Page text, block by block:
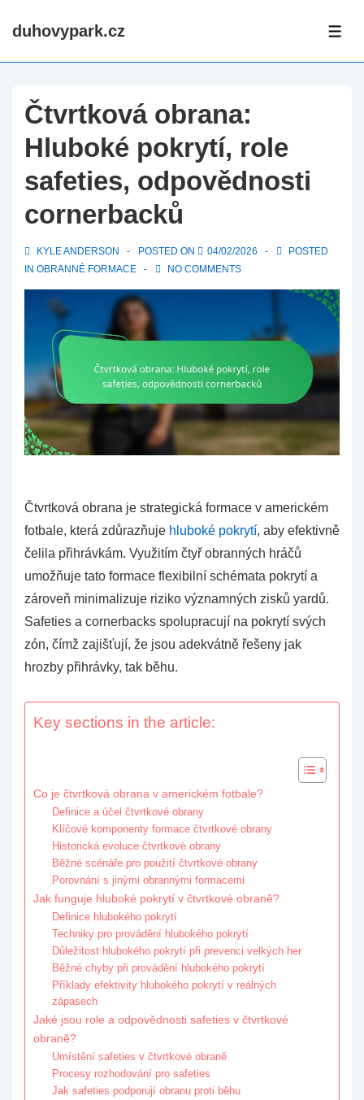
Skip
Content
duhovypark.cz
Čtvrtková obrana:
Hluboké pokrytí, role
safeties, odpovědnosti
cornerbacků
KYLE ANDERSON POSTED ON 04/02/2026
POSTED
IN OBRANNÉ FORMACE NO COMMENTS
Čtvrtková obrana je strategická formace v americkém
fotbale, která zdůrazňuje hluboké pokrytí, aby efektivně
čelila přihrávkám. Využitím čtyř obranných hráčů
umožňuje tato formace flexibilní schémata pokrytí a
zároveň minimalizuje riziko významných zisků yardů.
Safeties a cornerbacks spolupracují na pokrytí svých
zón, čímž zajišťují, že jsou adekvátně řešeny jak
hrozby přihrávky, tak běhu.
Key sections in the article:
Co je čtvrtková obrana v americkém fotbale?
Definice a účel čtvrtkové obrany
Klíčové komponenty formace čtvrtkové obrany
Historická evoluce čtvrtkové obrany
Běžné scénáře pro použití čtvrtkové obrany
Porovnání s jinými obrannými formacemi
Jak funguje hluboké pokrytí v čtvrtkové obraně?
Definice hlubokého pokrytí
Techniky pro provádění hlubokého pokrytí
Důležitost hlubokého pokrytí při prevenci velkých her
Běžné chyby při provádění hlubokého pokrytí
Příklady efektivity hlubokého pokrytí v reálných
zápasech
Jaké jsou role a odpovědnosti safeties v čtvrtkové
obraně?
Umístění safeties v čtvrtkové obraně
Procesy rozhodování pro safeties
Jak safeties podporují obranu proti běhu